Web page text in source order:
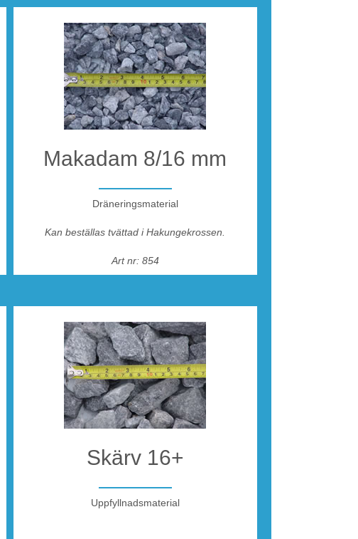
Makadam 8/16 mm
Dräneringsmaterial
Kan beställas tvättad i Hakungekrossen.
Art nr: 854
Skärv 16+
Uppfyllnadsmaterial